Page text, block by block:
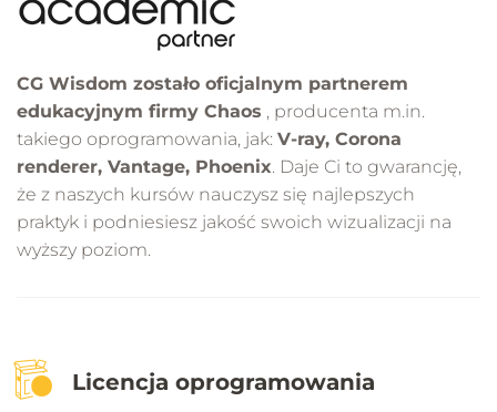
CG Wisdom zostało oficjalnym partnerem
edukacyjnym firmy Chaos , producenta m.in.
takiego oprogramowania, jak: V-ray, Corona
renderer, Vantage, Phoenix. Daje Ci to gwarancję,
że z naszych kursów nauczysz się najlepszych
praktyk i podniesiesz jakość swoich wizualizacji na
wyższy poziom.
Licencja oprogramowania